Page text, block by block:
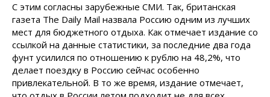
С этим согласны зарубежные СМИ. Так, британская
газета The Daily Mail назвала Россию одним из лучших
мест для бюджетного отдыха. Как отмечает издание со
ссылкой на данные статистики, за последние два года
фунт усилился по отношению к рублю на 48,2%, что
делает поездку в Россию сейчас особенно
привлекательной. В то же время, издание отмечает,